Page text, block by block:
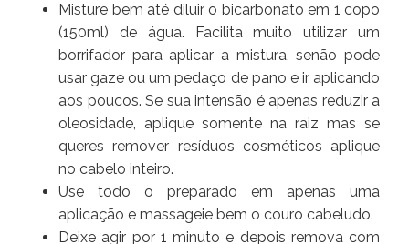
Misture bem até diluir o bicarbonato em 1 copo
(150ml) de água. Facilita muito utilizar um
borrifador para aplicar a mistura, senão pode
usar gaze ou um pedaço de pano e ir aplicando
aos poucos. Se sua intensão é apenas reduzir a
oleosidade, aplique somente na raiz mas se
queres remover resíduos cosméticos aplique
no cabelo inteiro.
Use todo o preparado em apenas uma
aplicação e massageie bem o couro cabeludo.
Deixe agir por 1 minuto e depois remova com